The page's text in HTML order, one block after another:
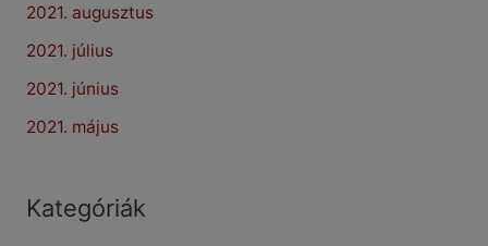
2021. augusztus
2021. július
2021. június
2021. május
Kategóriák